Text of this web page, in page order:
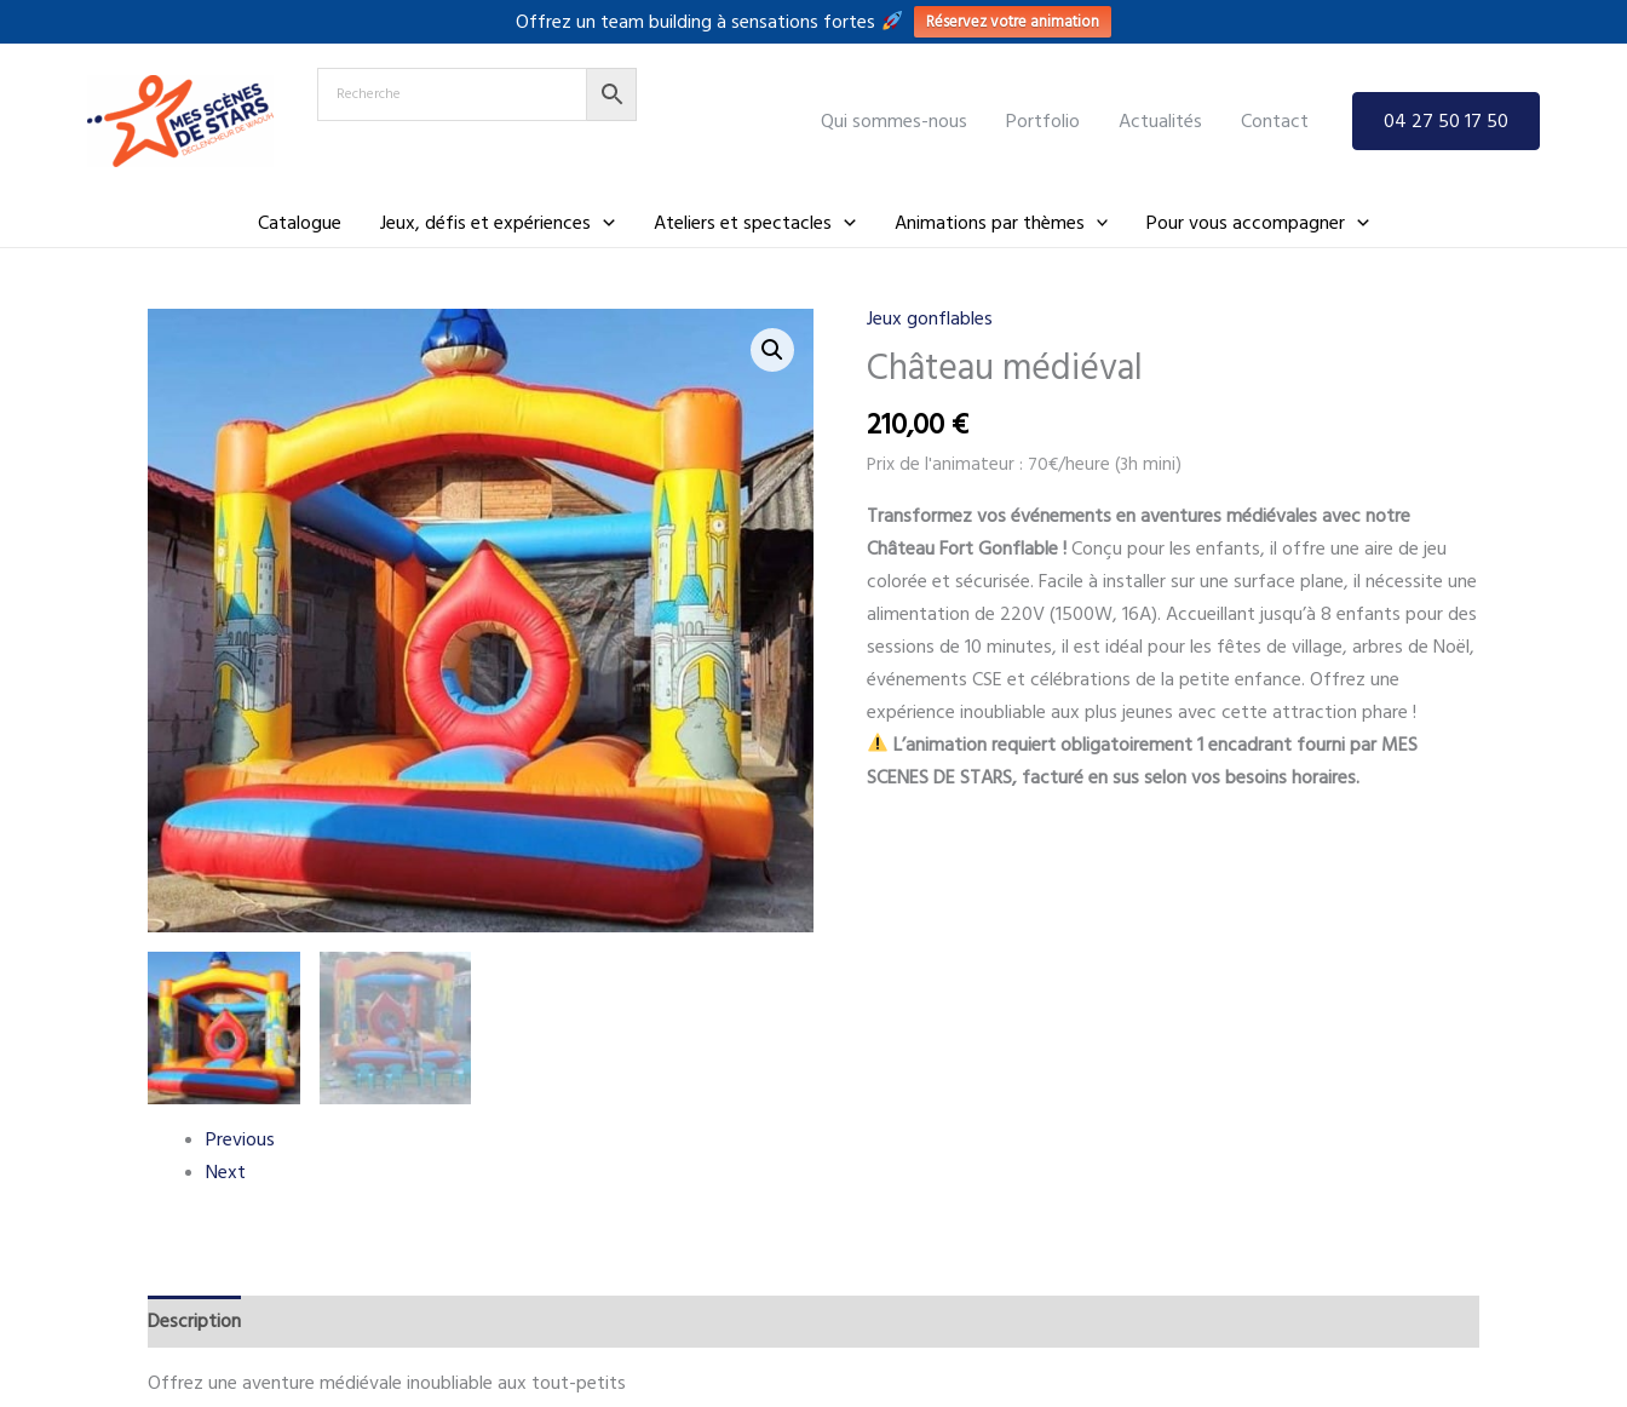
Offrez un team building à sensations fortes Réservez votre animation
au
Qui sommes-nous
Portfolio Actualités Contact 04 27 50 17 50
Catalogue Jeux, défis et expériences Ateliers et spectacles Animations par thèmes Pour vous accompagner
Previous
Next
Jeux gonflables
Château médiéval
210,00 €
Prix de l'animateur : 70€/heure (3h mini)
Transformez vos événements en aventures médiévales avec notre
Château Fort Gonflable !Conçu pour les enfants, il offre une aire de jeu
colorée et sécurisée. Facile à installer sur une surface plane, il nécessite une
alimentation de 220V (1500W, 16A). Accueillant jusqu’à 8 enfants pour des
sessions de 10 minutes, il est idéal pour les fêtes de village, arbres de Noël,
événements CSE et célébrations de la petite enfance. Offrez une
expérience inoubliable aux plus jeunes avec cette attraction phare !
L’animation requiert obligatoirement 1 encadrant fourni par MES
SCENES DE STARS, facturé en sus selon vos besoins horaires.
Description
Offrez une aventure médiévale inoubliable aux tout-petits